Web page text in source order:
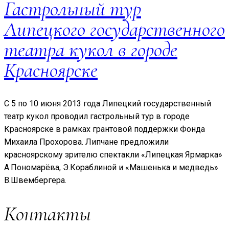
Гастрольный тур
Липецкого государственного
театра кукол в городе
Красноярске
С 5 по 10 июня 2013 года Липецкий государственный
театр кукол проводил гастрольный тур в городе
Красноярске в рамках грантовой поддержки Фонда
Михаила Прохорова. Липчане предложили
красноярскому зрителю спектакли «Липецкая Ярмарка»
А.Пономарёва, Э.Кораблиной и «Машенька и медведь»
В.Швембергера.
Контакты